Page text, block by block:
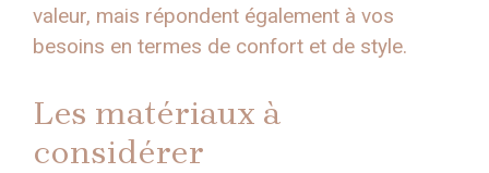
valeur, mais répondent également à vos
besoins en termes de confort et de style.
Les matériaux à
considérer